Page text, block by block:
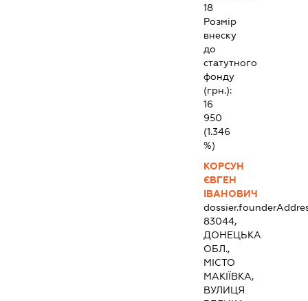
18
Розмір
внеску
до
статутного
фонду
(грн.):
16
950
(1.346
%)
КОРСУН
ЄВГЕН
ІВАНОВИЧ
83044,
ДОНЕЦЬКА
ОБЛ.,
МІСТО
МАКІЇВКА,
ВУЛИЦЯ